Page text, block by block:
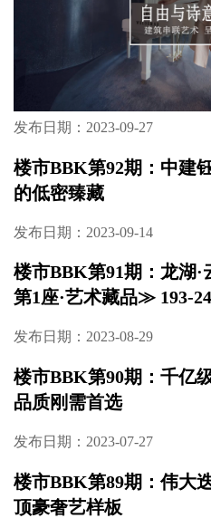
发布日期：2023-09-27
楼市BBK第92期：中建
的低密臻藏
发布日期：2023-09-14
楼市BBK第91期：龙湖·
第1座·艺术藏品≫ 193-
发布日期：2023-08-29
楼市BBK第90期：千亿
品质刚需首选
发布日期：2023-07-27
楼市BBK第89期：伟大
顶豪奢艺样板